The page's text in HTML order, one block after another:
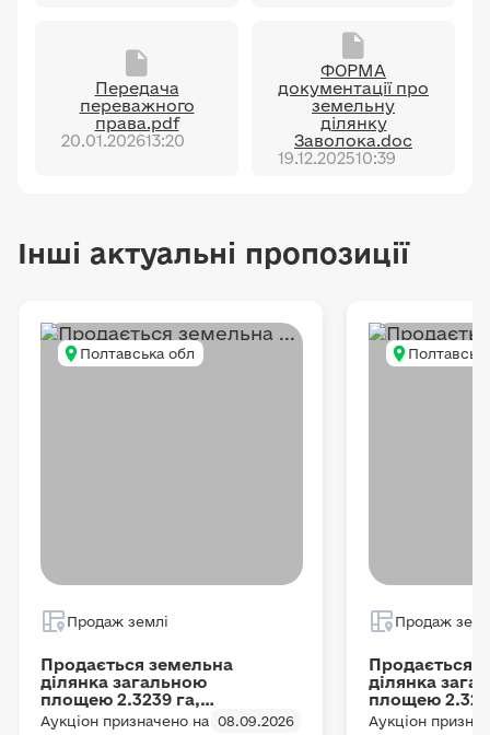
Передача
переважного
права.pdf
20.01.202613:20
ФОРМА
документації про
земельну
ділянку
Заволока.doc
19.12.202510:39
Інші актуальні пропозиції
Полтавська обл
Продаж землі
Продається земельна
ділянка загальною
площею 2.3239 га,
кадастровий номер
Аукціон призначено на 08.09.2026
Продаж
Продається
ділянка
площею
кадастровий
Аукціон